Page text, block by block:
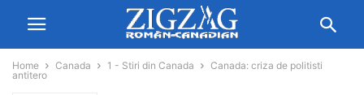
Home Canada 1 - Stiri din Canada
Canada: criza de politisti
antitero